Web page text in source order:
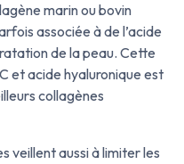
marin ou bovin
associée à de l’acide
de la peau. Cette
et acide hyaluronique est
collagènes
veillent aussi à limiter les